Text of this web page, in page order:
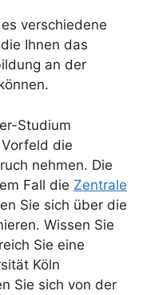
verschiedene
Ihnen das
an der
Studium
die
nehmen. Die
Fall die Zentrale
Sie sich über die
Wissen Sie
Sie eine
Köln
Sie sich von der